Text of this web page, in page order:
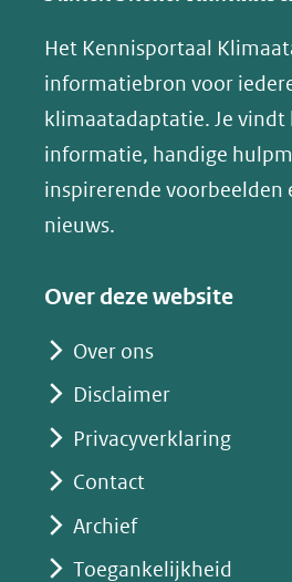
website)
website)
website)
y
in
nieuw
naar
een
andere
website)
Het Kennisportaal
informatiebron voor
klimaatadaptatie. Je vindt
informatie, handige
inspirerende voorbeelden
nieuws.
Over deze website
Over ons
Disclaimer
Privacyverklaring
Contact
Archief
Toegankelijkheid